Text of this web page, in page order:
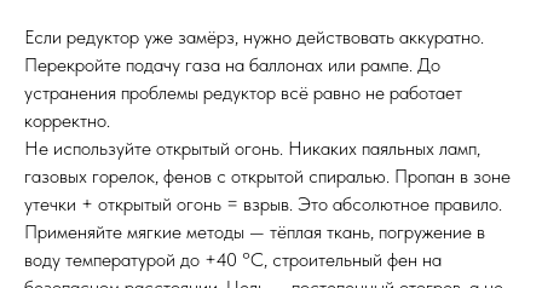
Если редуктор уже замёрз, нужно действовать аккуратно.
Перекройте подачу газа на баллонах или рампе. До
устранения проблемы редуктор всё равно не работает
корректно.
Не используйте открытый огонь. Никаких паяльных ламп,
газовых горелок, фенов с открытой спиралью. Пропан в зоне
утечки + открытый огонь = взрыв. Это абсолютное правило.
Применяйте мягкие методы — тёплая ткань, погружение в
воду температурой до +40 °C, строительный фен на